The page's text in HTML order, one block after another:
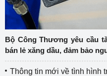
Bộ Công Thương yêu cầu
bán lẻ xăng dầu, đảm bảo
Thông tin mới về tình hình